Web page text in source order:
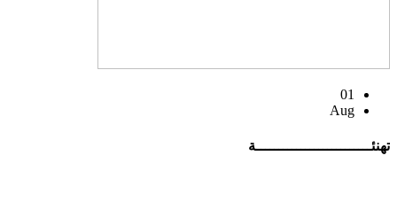
01
Aug
تهنئــــــــــــــــــــــــــة